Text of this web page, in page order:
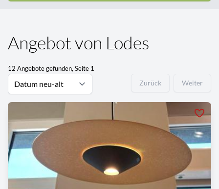
Angebot von Lodes
12 Angebote gefunden, Seite 1
Zurück Weiter